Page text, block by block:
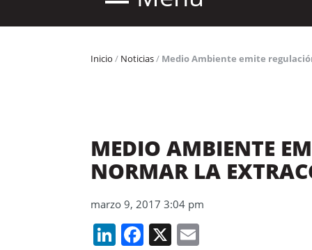
Inicio / Noticias/ Medio Ambiente emite
MEDIO AMBIENTE
NORMAR LA
marzo 9, 2017 3:04 pm
LinkedIn
Facebook
X